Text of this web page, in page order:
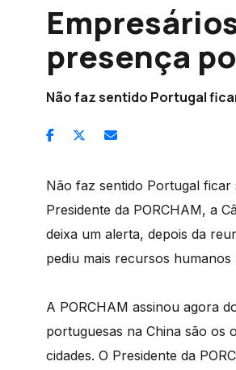
presença
Não faz sentido Portugal
Não faz sentido Portugal ficar
Presidente da PORCHAM, a
deixa um alerta, depois da
pediu mais recursos
A PORCHAM assinou agora
portuguesas na China são os
cidades. O Presidente da